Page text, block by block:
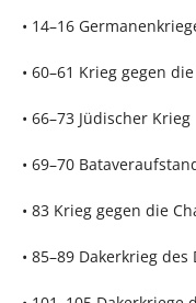
• 14–16
• 60–61 Krieg gegen
• 66–73 Jüdischer Krieg
• 69–70
• 83 Krieg gegen die
• 85–89 Dakerkrieg